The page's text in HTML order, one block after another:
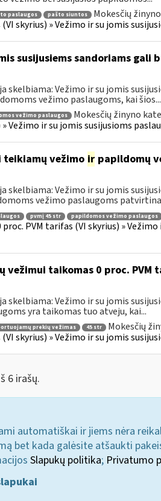
paslaugos pašto siuntos Mokesčių
skyrius) » Vežimo ir su jomis
susijusiems sandoriams gali
Vežimo ir su jomis
vežimo paslaugoms, kai šios...
vežimo paslaugos Mokesčių žinyno
Vežimo ir su jomis susijusioms
vežimo irpapildomų
Vežimo ir su jomis
vežimo paslaugoms
pvmį 45 str papildomos vežimo paslaugos
PVM tarifas (VI skyrius) »
taikomas 0 proc. PVM
Vežimo ir su jomis
yra taikomas tuo atveju, kai...
prekių vežimas 45 str Mokesčių
skyrius) » Vežimo ir su jomis
6 irašų.
automatiškai ir jiems nėra
bet kada galėsite atšaukti
Slapukų politika; Privatumo